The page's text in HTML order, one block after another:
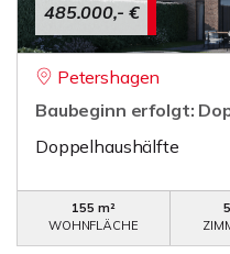
485.000,- €
Petershagen
Baubeginn erfolgt:
Doppelhaushälfte
155 m²
WOHNFLÄCHE
5